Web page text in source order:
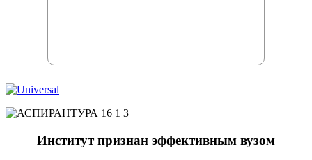
Институт признан эффективным вузом